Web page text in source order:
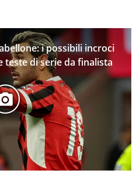
i possibili incroci
di serie da finalista